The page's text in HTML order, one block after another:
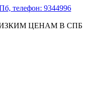
ЦЕНАМ В СПБ